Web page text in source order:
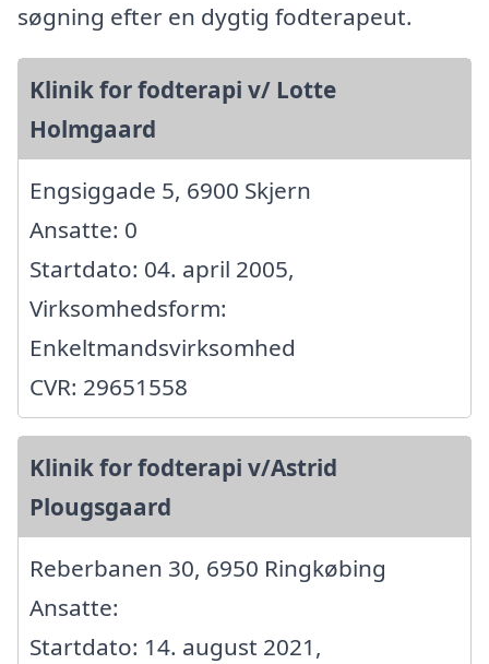
søgning efter en dygtig fodterapeut.
Klinik for fodterapi v/ Lotte
Holmgaard
Engsiggade 5, 6900 Skjern
Ansatte: 0
Startdato: 04. april 2005,
Virksomhedsform:
Enkeltmandsvirksomhed
CVR: 29651558
Klinik for fodterapi v/Astrid
Plougsgaard
Reberbanen 30, 6950 Ringkøbing
Ansatte:
Startdato: 14. august 2021,